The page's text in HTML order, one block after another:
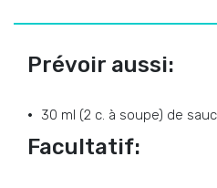
Prévoir aussi:
30 ml (2 c. à soupe) de
Facultatif: